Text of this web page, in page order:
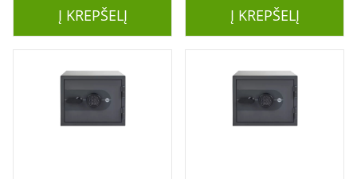
Į KREPŠELĮ Į KREPŠELĮ